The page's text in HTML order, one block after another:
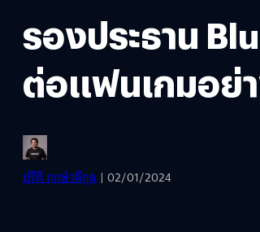
รองประธาน
ต่อแฟนเกมอย่
ปรีดี ฤกษ์วลีกุล | 02/01/2024